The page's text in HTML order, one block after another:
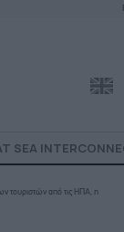
SEA
τουριστών από τις ΗΠΑ, η